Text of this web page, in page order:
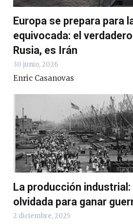
Europa se prepara para
equivocada: el
Rusia, es Irán
30 junio, 2026
Enric Casanovas
La producción industrial:
olvidada para ganar
2 diciembre, 2025